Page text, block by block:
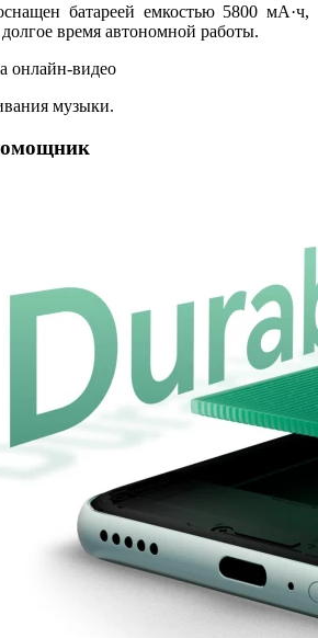
батареей емкостью 5800 мА·ч,
долгое время автономной работы.
онлайн-видео
музыки.